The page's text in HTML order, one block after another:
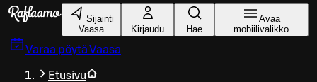
Siirry pääsisältöön
Sijainti
Vaasa
Kirjaudu Hae
Avaa
mobiilivalikko
Varaa pöytäVaasa
Etusivu